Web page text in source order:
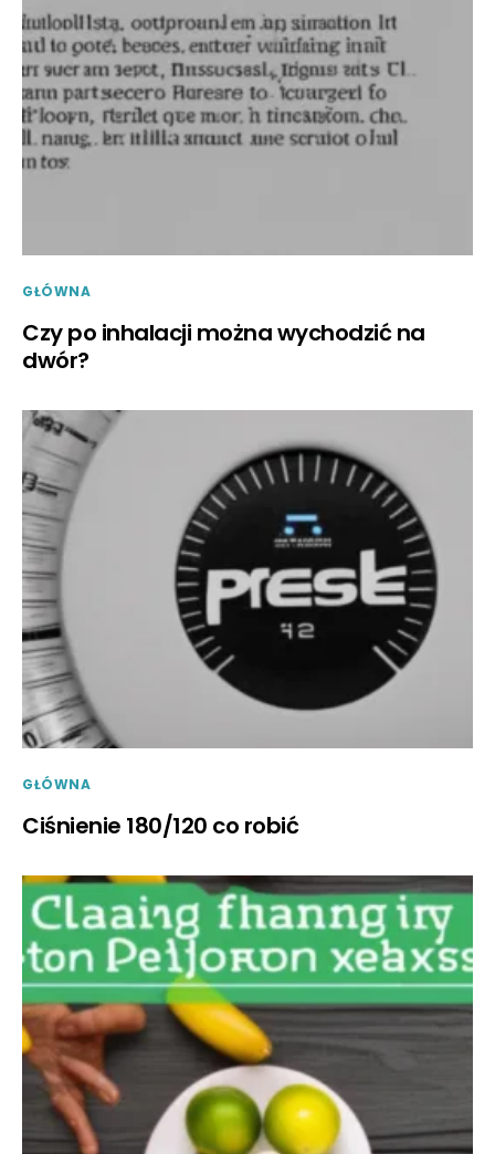
GŁÓWNA
Czy po inhalacji można wychodzić na
dwór?
GŁÓWNA
Ciśnienie 180/120 co robić